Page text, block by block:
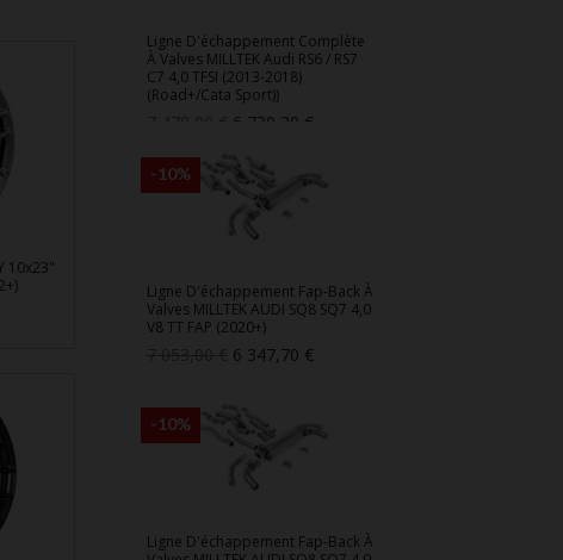
10x23"
Ligne D'échappement Complète
À Valves MILLTEK Audi RS6 / RS7
C7 4,0 TFSI (2013-2018)
(Road+/Cata Sport))
base
Prix
6 730,20 €
Ligne D'échappement Fap-Back À
Valves MILLTEK AUDI SQ8 SQ7 4,0
V8 TT FAP (2020+)
Prix
6 347,70 €
-10%
Ligne D'échappement Fap-Back À
-10%